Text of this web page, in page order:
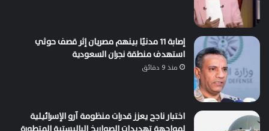
إصابة 11 مدنيًا بينهم مصريان إثر قصف حوثي
استهدف منطقة نجران السعودية
منذ 9 دقائق
اختبار ناجح يعزز قدرات منظومة آرو الإسرائيلية